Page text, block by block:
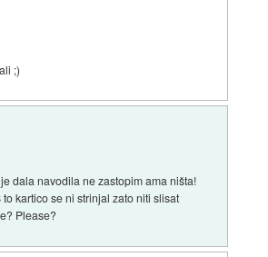
;)
dala navodila ne zastopim ama ništa!
kartico se ni strinjal zato niti slisat
Please?